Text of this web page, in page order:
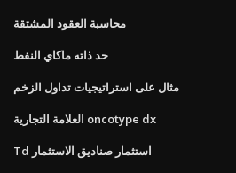
محاسبة العقود المشتقة
حد ذاته ماكاي النفط
مثال على استراتيجيات تداول الزخم
العلامة التجارية oncotype dx
Td استثمار صناديق الاستثمار